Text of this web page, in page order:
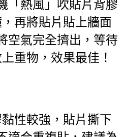
「熱風」吹貼片背膠
再將貼片貼上牆面
空氣完全擠出，等待
重物，效果最佳！
性較強，貼片撕下